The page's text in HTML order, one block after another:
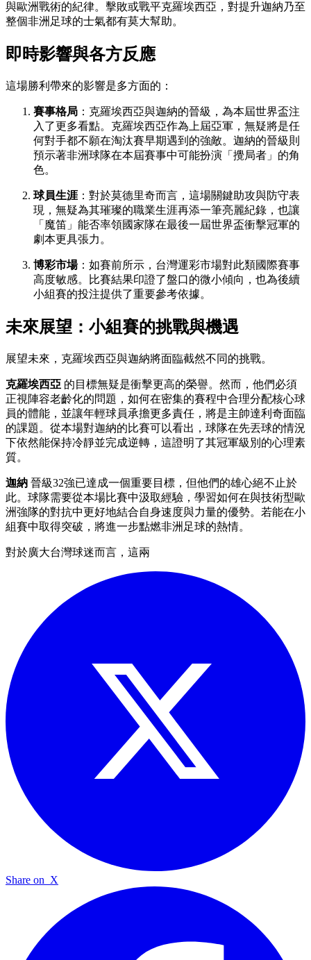
與歐洲戰術的紀律。擊敗或戰平克羅埃西亞，對提升迦納乃至
整個非洲足球的士氣都有莫大幫助。
即時影響與各方反應
這場勝利帶來的影響是多方面的：
賽事格局 ：克羅埃西亞與迦納的晉級，為本屆世界盃注
入了更多看點。克羅埃西亞作為上屆亞軍，無疑將是任
何對手都不願在淘汰賽早期遇到的強敵。迦納的晉級則
預示著非洲球隊在本屆賽事中可能扮演「攪局者」的角
色。
球員生涯 ：對於莫德里奇而言，這場關鍵助攻與防守表
現，無疑為其璀璨的職業生涯再添一筆亮麗紀錄，也讓
「魔笛」能否率領國家隊在最後一屆世界盃衝擊冠軍的
劇本更具張力。
博彩市場：如賽前所示，台灣運彩市場對此類國際賽事
高度敏感。比賽結果印證了盤口的微小傾向，也為後續
小組賽的投注提供了重要參考依據。
未來展望：小組賽的挑戰與機遇
展望未來，克羅埃西亞與迦納將面臨截然不同的挑戰。
克羅埃西亞 的目標無疑是衝擊更高的榮譽。然而，他們必須
正視陣容老齡化的問題，如何在密集的賽程中合理分配核心球
員的體能，並讓年輕球員承擔更多責任，將是主帥達利奇面臨
的課題。從本場對迦納的比賽可以看出，球隊在先丟球的情況
下依然能保持冷靜並完成逆轉，這證明了其冠軍級別的心理素
質。
迦納 晉級32強已達成一個重要目標，但他們的雄心絕不止於
此。球隊需要從本場比賽中汲取經驗，學習如何在與技術型歐
洲強隊的對抗中更好地結合自身速度與力量的優勢。若能在小
組賽中取得突破，將進一步點燃非洲足球的熱情。
對於廣大台灣球迷而言，這兩
Share on X